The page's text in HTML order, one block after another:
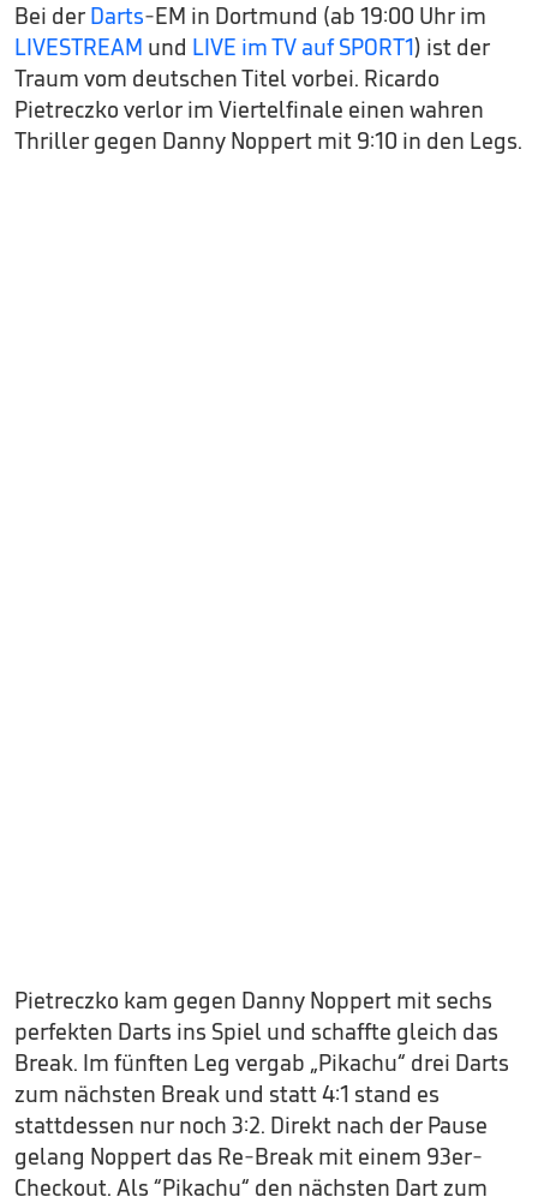
Bei der Darts-EM in Dortmund (ab 19:00 Uhr im
LIVESTREAM und LIVE im TV auf SPORT1) ist der
Traum vom deutschen Titel vorbei. Ricardo
Pietreczko verlor im Viertelfinale einen wahren
Thriller gegen Danny Noppert mit 9:10 in den Legs.
Pietreczko kam gegen Danny Noppert mit sechs
perfekten Darts ins Spiel und schaffte gleich das
Break. Im fünften Leg vergab „Pikachu“ drei Darts
zum nächsten Break und statt 4:1 stand es
stattdessen nur noch 3:2. Direkt nach der Pause
gelang Noppert das Re-Break mit einem 93er-
Checkout. Als “Pikachu“ den nächsten Dart zum